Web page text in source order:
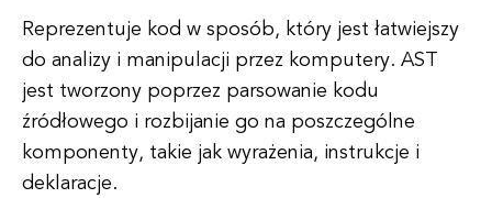
Reprezentuje kod w sposób, który jest łatwiejszy
do analizy i manipulacji przez komputery. AST
jest tworzony poprzez parsowanie kodu
źródłowego i rozbijanie go na poszczególne
komponenty, takie jak wyrażenia, instrukcje i
deklaracje.